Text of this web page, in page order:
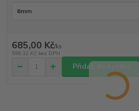
685,00 Kč/ks
566,12 Kč bez DPH
Přidat do košíku